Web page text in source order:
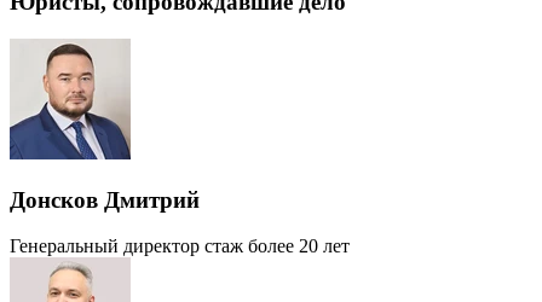
Донсков Дмитрий
Генеральный директор стаж более 20 лет